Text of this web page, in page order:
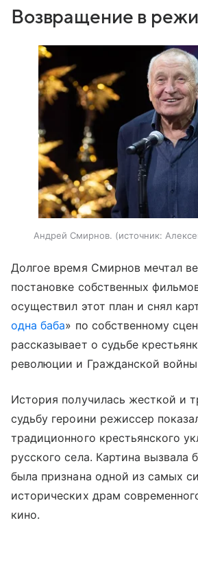
Возвращение в
Андрей Смирнов. источник:
Долгое время Смирнов мечтал
постановке собственных
осуществил этот план и снял
одна баба» по собственному
рассказывает о судьбе
революции и Гражданской
История получилась жесткой и
судьбу героини режиссер
традиционного крестьянского
русского села. Картина вызвала
была признана одной из самых
исторических драм
кино.